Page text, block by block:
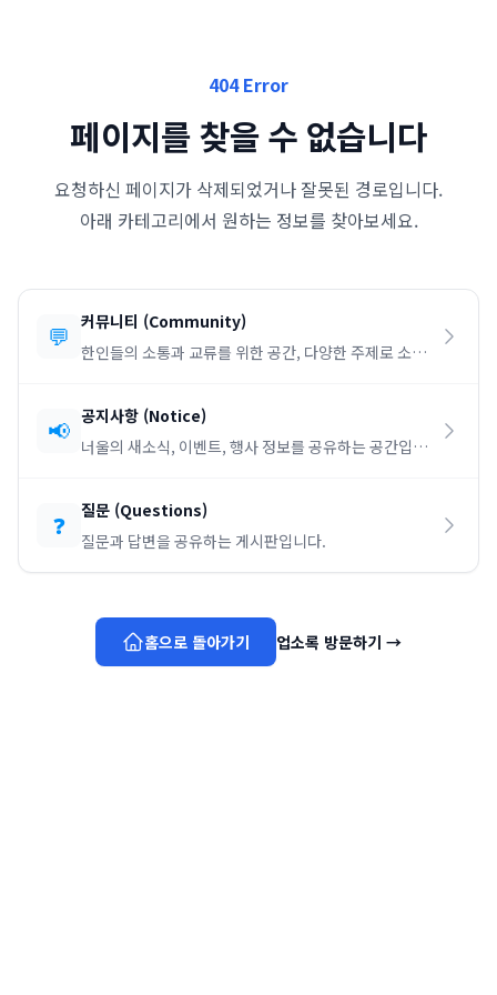
404 Error
페이지를 찾을 수 없습니다
요청하신 페이지가 삭제되었거나 잘못된 경로입니다.
아래 카테고리에서 원하는 정보를 찾아보세요.
💬 커뮤니티 (Community)
한인들의 소통과 교류를 위한 공간, 다양한 주제로 소통
📢 공지사항 (Notice)
너울의 새소식, 이벤트, 행사 정보를 공유하는 공간입니
❓ 질문 (Questions)
질문과 답변을 공유하는 게시판입니다.
홈으로 돌아가기 업소록 방문하기 →